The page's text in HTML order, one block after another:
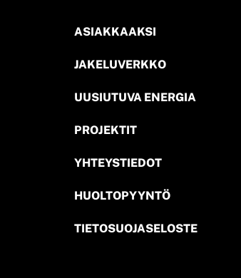
ASIAKKAAKSI
JAKELUVERKKO
UUSIUTUVA ENERGIA
PROJEKTIT
YHTEYSTIEDOT
HUOLTOPYYNTÖ
TIETOSUOJASELOSTE